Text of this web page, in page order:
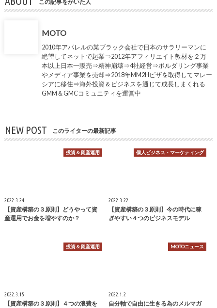
この記事をかいた人
MOTO
2010年アパレルの某ブラック会社で日本のサラリーマンに
絶望してネットで起業⇒2012年アフィリエイト教材を２万
本以上日本一販売⇒精神崩壊⇒4社経営⇒ボルダリング事業
やメディア事業を売却⇒2018年MM2Hビザを取得してマレー
シアに移住⇒海外投資＆ビジネスを通じて成長しまくれる
GMM＆GMCコミュニティを運営中
NEW POST このライターの最新記事
投資＆資産運用
2022.3.24
【資産構築の３原則】どうやって資
産運用でお金を増やすのか？
個人ビジネス・マーケティング
2022.3.22
【資産構築の３原則】今の時代に稼
ぎやすい４つのビジネスモデル
投資＆資産運用
2022.3.15
【資産構築の３原則】４つの浪費を
MOTOニュース
2022.1.2
自分軸で自由に生きる為のメルマガ